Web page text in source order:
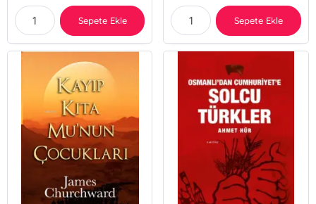
Sepete Ekle Sepete Ekle